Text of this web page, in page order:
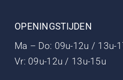
OPENINGSTIJDEN
Ma – Do: 09u-12u / 13u-
Vr: 09u-12u / 13u-15u